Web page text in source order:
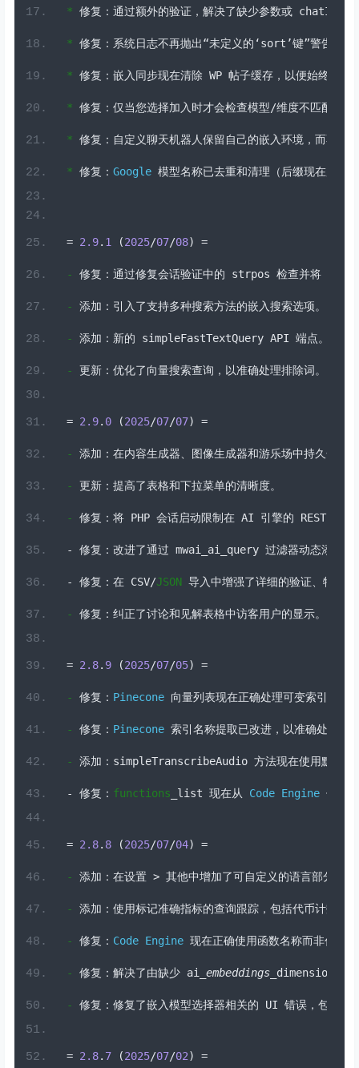
* 修复：通过额外的验证，解决了缺少参数或 chatId
* 修复：系统日志不再抛出“未定义的‘sort ’键”警告。
* 修复：嵌入同步现在清除 WP 帖子缓存，以便始终检测
* 修复：仅当您选择加入时才会检查模型/维度不匹配，并
* 修复：自定义聊天机器人保留自己的嵌入环境，而不是
* 修复： Google 模型名称已去重和清理（后缀现在用括
= 2.9. 1 (2025/07/08) =
- 修复：通过修复会话验证中的 strpos 检查并将
- 添加：引入了支持多种搜索方法的嵌入搜索选项。
- 添加：新的 simpleFastTextQuery API 端点。
- 更新：优化了向量搜索查询，以准确处理排除词。
= 2.9. 0 (2025/07/07) =
- 添加：在内容生成器、图像生成器和游乐场中持久化模
- 更新：提高了表格和下拉菜单的清晰度。
- 修复：将 PHP 会话启动限制在 AI 引擎的 REST
- 修复：改进了通过 mwai_ai_query 过滤器动态添加函
- 修复：在 CSV/JSON 导入中增强了详细的验证、特定
- 修复：纠正了讨论和见解表格中访客用户的显示。
= 2.8. 9 (2025/07/05) =
- 修复： Pinecone 向量列表现在正确处理可变索引维度
- 修复： Pinecone 索引名称提取已改进，以准确处理带
- 添加： simpleTranscribeAudio 方法现在使用默认
- 修复： functions _list 现在从 Code Engine 仅检索
= 2.8. 8 (2025/07/04) =
- 添加：在设置 > 其他中增加了可自定义的语言部分，
- 添加：使用标记准确指标的查询跟踪，包括代币计数和
- 修复： Code Engine 现在正确使用函数名称而非代码
- 修复：解决了由缺少 ai _embeddings_ dimensions
- 修复：修复了嵌入模型选择器相关的 UI 错误，包括条
= 2.8. 7 (2025/07/02) =